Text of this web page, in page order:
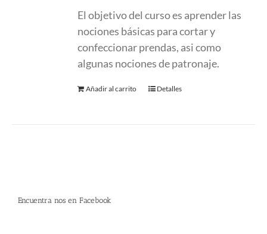
El objetivo del curso es aprender las
nociones básicas para cortar y
confeccionar prendas, asi como
algunas nociones de patronaje.
Añadir al carrito Detalles
Encuentra nos en Facebook